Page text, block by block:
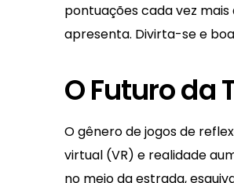
pontuações cada vez
apresenta. Divirta-se e
O Futuro da
O gênero de jogos de
virtual (VR) e realidade
no meio da estrada,